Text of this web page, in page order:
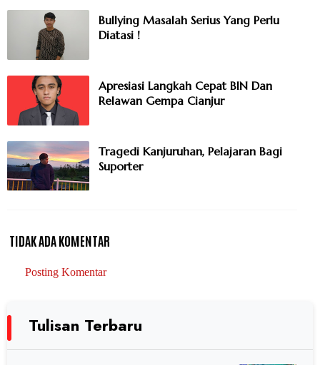
Bullying Masalah Serius Yang Perlu
Diatasi !
Apresiasi Langkah Cepat BIN Dan
Relawan Gempa Cianjur
Tragedi Kanjuruhan, Pelajaran Bagi
Suporter
TIDAK ADA KOMENTAR
Posting Komentar
Tulisan Terbaru